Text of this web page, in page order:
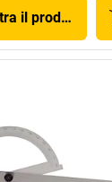
il prodotto